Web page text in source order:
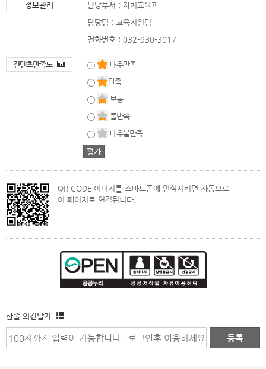
정보관리 담당부서 : 자치교육과
담당팀 : 교육지원팀
전화번호 : 032-930-3017
컨텐츠만족도
매우만족
만족
보통
불만족
매우불만족
QR CODE 이미지를 스마트폰에 인식시키면 자동으로
이 페이지로 연결됩니다.
한줄 의견달기